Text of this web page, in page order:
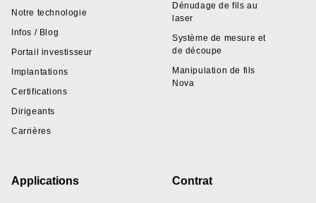
Notre technologie
Infos / Blog
Portail investisseur
Implantations
Certifications
Dirigeants
Carrières
Dénudage de fils au
laser
Système de mesure et
de découpe
Manipulation de fils
Nova
Applications Contrat